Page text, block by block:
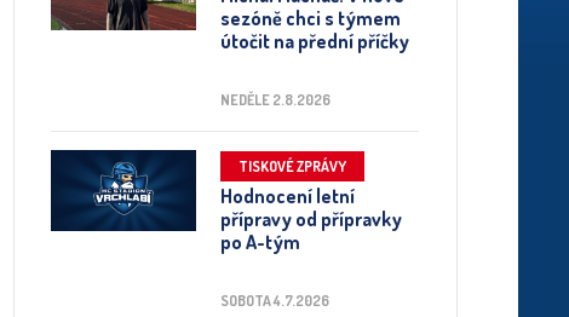
sezóně chci s týmem
útočit na přední příčky
NEDĚLE 2.8.2026
TISKOVÉ ZPRÁVY
Hodnocení letní
přípravy od přípravky
po A-tým
SOBOTA 4.7.2026